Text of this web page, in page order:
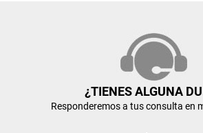
¿TIENES ALGUNA
Responderemos a tus consulta en